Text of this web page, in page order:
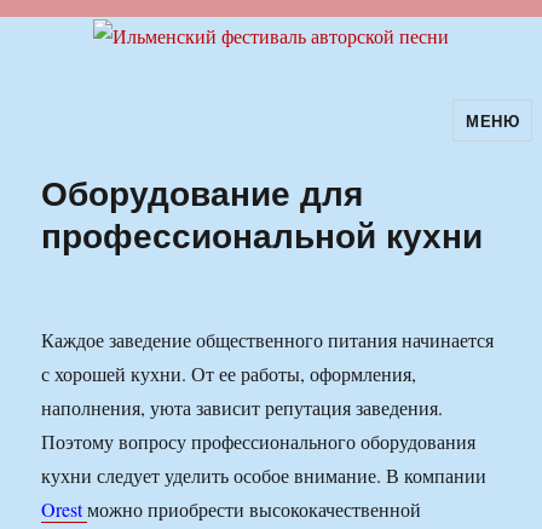
Ильменский фестиваль авторской
песни
МЕНЮ
Оборудование для
профессиональной кухни
Каждое заведение общественного питания начинается
с хорошей кухни. От ее работы, оформления,
наполнения, уюта зависит репутация заведения.
Поэтому вопросу профессионального оборудования
кухни следует уделить особое внимание. В компании
Orestможно приобрести высококачественной